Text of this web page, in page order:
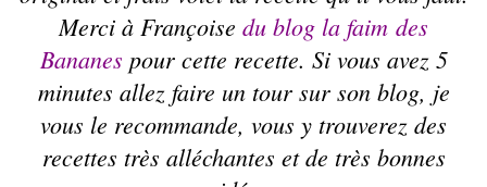
Merci à Françoise du blog la faim des
Bananes pour cette recette. Si vous avez 5
minutes allez faire un tour sur son blog, je
vous le recommande, vous y trouverez des
recettes très alléchantes et de très bonnes